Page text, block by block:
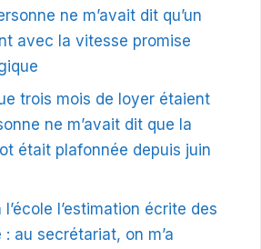
ne m’avait dit qu’un
avec la vitesse promise
trois mois de loyer étaient
ne m’avait dit que la
était plafonnée depuis juin
l’école l’estimation écrite des
: au secrétariat, on m’a